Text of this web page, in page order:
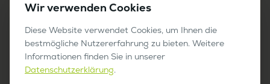
FAQ
IMPRESSUM
DATENSCHUTZ
Wir verwenden Cookies
Diese Website verwendet Cookies, um Ihnen die
bestmögliche Nutzererfahrung zu bieten. Weitere
Informationen finden Sie in unserer
Datenschutzerklärung.